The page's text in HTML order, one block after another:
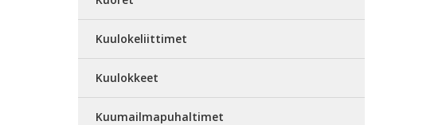
Kuulokeliittimet
Kuulokkeet
Kuumailmapuhaltimet